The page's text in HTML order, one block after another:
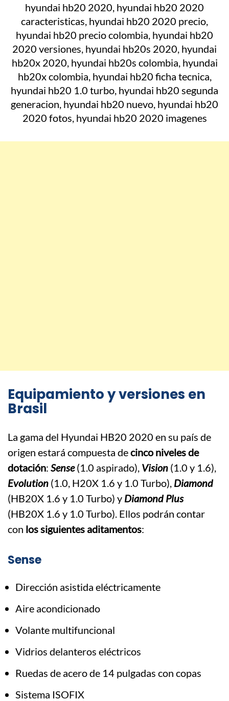
Equipamiento y versiones en
Brasil
La gama del Hyundai HB20 2020 en su país de
origen estará compuesta decinco niveles de
dotación: Sense(1.0 aspirado), Vision (1.0 y 1.6),
Evolution (1.0, H20X 1.6 y 1.0 Turbo), Diamond
(HB20X 1.6 y 1.0 Turbo) y Diamond Plus
(HB20X 1.6 y 1.0 Turbo). Ellos podrán contar
con los siguientes aditamentos:
Sense
Dirección asistida eléctricamente
Aire acondicionado
Volante multifuncional
Vidrios delanteros eléctricos
Ruedas de acero de 14 pulgadas con copas
Sistema ISOFIX